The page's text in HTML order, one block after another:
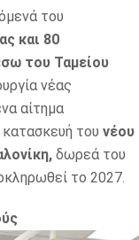
του
και 80
του Ταμείου
νέας
αίτημα
του νέου
δωρεά του
το 2027.